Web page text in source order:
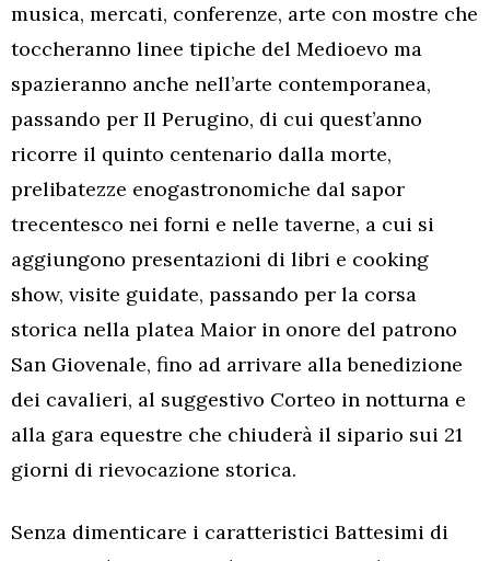
musica, mercati, conferenze, arte con mostre che
toccheranno linee tipiche del Medioevo ma
spazieranno anche nell’arte contemporanea,
passando per Il Perugino, di cui quest’anno
ricorre il quinto centenario dalla morte,
prelibatezze enogastronomiche dal sapor
trecentesco nei forni e nelle taverne, a cui si
aggiungono presentazioni di libri e cooking
show, visite guidate, passando per la corsa
storica nella platea Maior in onore del patrono
San Giovenale, fino ad arrivare alla benedizione
dei cavalieri, al suggestivo Corteo in notturna e
alla gara equestre che chiuderà il sipario sui 21
giorni di rievocazione storica.
Senza dimenticare i caratteristici Battesimi di